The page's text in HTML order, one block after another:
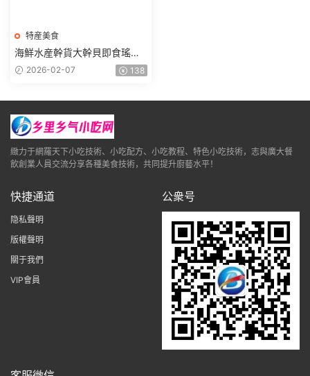
特産美食
海鮮水産幹貨大幹貝即食瑤柱
幹貝扇貝幹貨500g福建特産
2026-02-07 138
緻力于網羅天下小吃技術、小吃配方、小吃教程、特色小吃技術，志與廣大餐
飲創業人員交流分享各種美食技術，共同提升廚藝水平！
快捷通道
隐私聲明
版權聲明
關于我們
VIP會員
公衆号